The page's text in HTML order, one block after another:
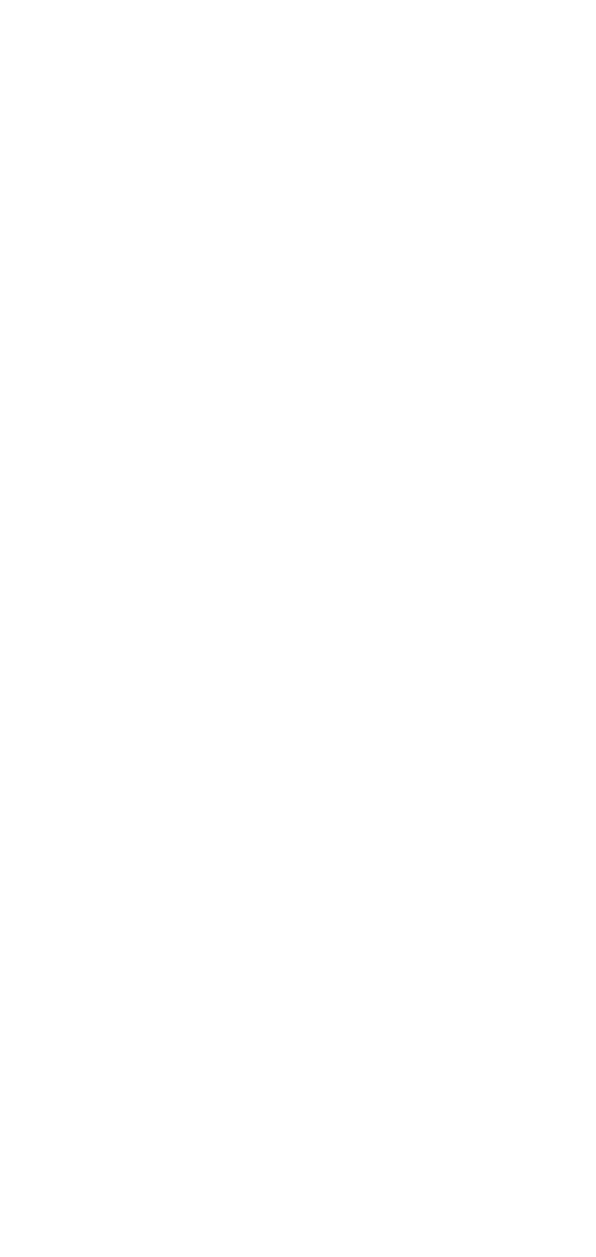
Kos
Cocok untuk Kos Kosan